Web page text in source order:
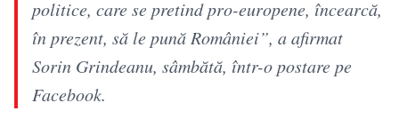
politice, care se pretind pro-europene, încearcă,
în prezent, să le pună României”, a afirmat
Sorin Grindeanu, sâmbătă, într-o postare pe
Facebook.